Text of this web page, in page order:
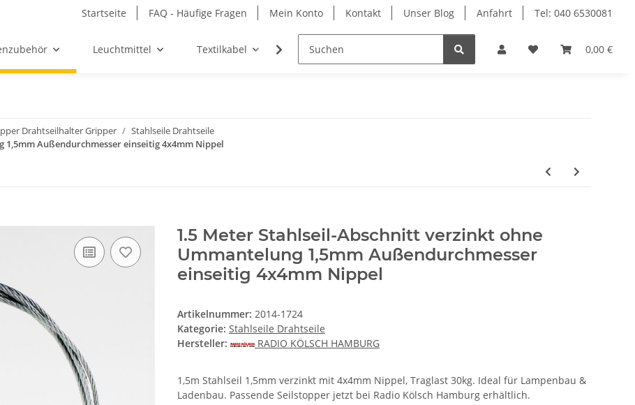
Startseite FAQ - Häufige Fragen Mein Konto Kontakt Unser Blog Anfahrt Tel: 040 6530081
0,00 €
Leuchtmittel Textilkabel Möbel-Ersatzteile
Drahtseilhalter Gripper
Stahlseile Drahtseile
Außendurchmesser einseitig 4x4mm Nippel
1.5 Meter Stahlseil-Abschnitt verzinkt ohne
Ummantelung 1,5mm Außendurchmesser
einseitig 4x4mm Nippel
Artikelnummer: 2014-1724
Kategorie: Stahlseile Drahtseile
Hersteller:
RADIO KÖLSCH HAMBURG
1,5m Stahlseil 1,5mm verzinkt mit 4x4mm Nippel, Traglast 30kg. Ideal für Lampenbau &
Ladenbau. Passende Seilstopper jetzt bei Radio Kölsch Hamburg erhältlich.